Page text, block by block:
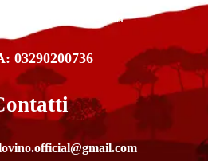
98, Taranto (TA) - Italia
03290200736